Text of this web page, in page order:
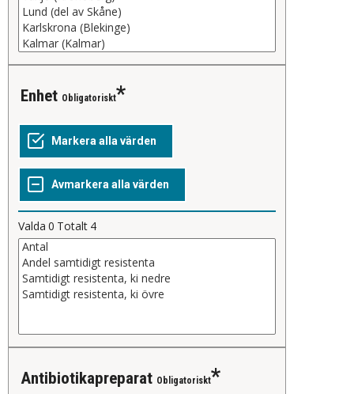
Enhet Obligatoriskt
Valda 0 Totalt 4
Antibiotikapreparat Obligatoriskt